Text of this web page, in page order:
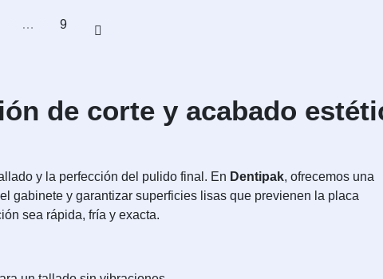
… 9
de corte y acabado
y la perfección del pulido final. En Dentipak, ofrecemos una
gabinete y garantizar superficies lisas que previenen la placa
sea rápida, fría y exacta.